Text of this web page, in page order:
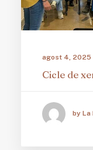
agost 4, 2025
Cicle de
by La